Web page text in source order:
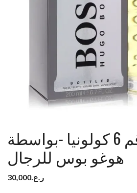
بوس رقم 6 كولونيا -بواسطة
هوغو بوس للرجال
ر.ع. 30,000